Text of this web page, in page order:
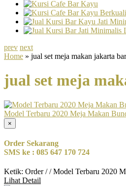
prev next
Home » jual set meja makan jakarta
jual set meja
Model Terbaru 2020 Meja Makan
×
Order Sekarang
SMS ke : 085 647 170 724
Ketik: Order / / Model Terbaru 2020
Lihat Detail